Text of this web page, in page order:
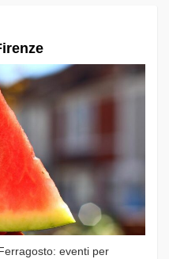
eventi per